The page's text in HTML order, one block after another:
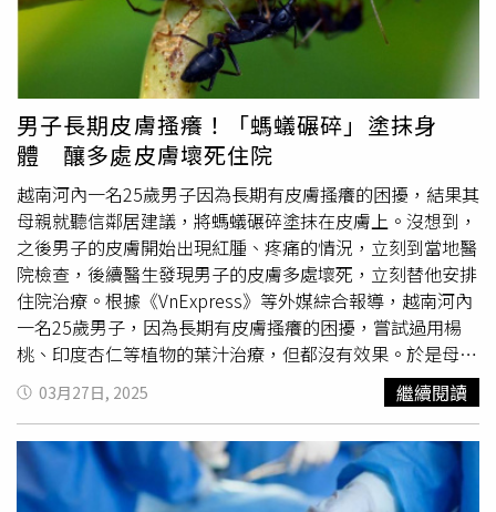
下的異常感覺，如搔癢、有蟲子咬噬或爬行，並因此反覆抓
撓導致皮膚損傷。除了頻繁就醫外，有些患者還會自行嘗試
用藥或清潔方式來「去除」這些不存在的寄生蟲。對於這類
患者，過去醫師常以「偷渡」精神科用藥的方式治療，但烏
惟新醫師表示，現在網路查詢非常方便，患者會仔細檢查醫
師是否開立他們認為需要的驅蟲藥，或是否暗藏精神科藥
物。一旦發現醫師開立精神方面用藥，患者輕則拒絕服藥與
返診，重則痛斥醫師將他們當作精神病患，甚至揚言提告。
烏惟新醫師指出，這些患者流連於各大醫院，吃過無數次驅
蟲藥，做過無數次檢查仍一無所獲，就診時常帶著蒐集的
「蟲體」要求檢驗，或怕傳染給他人而用雨衣包裹全身，有
者還會剃光身上毛髮，或是為摳除「蟲子」而讓全身千瘡百
孔。家屬溫暖陪伴 專業治療配合耐心仍有望康復面對罹患
妄想寄生蟲病的患者，烏惟新醫師建議家屬切勿直接說破或
與患者爭辯。由於患者可能非常堅持自己的信念，直接告知
「這是心理問題」或「你沒有寄生蟲」，可能讓患者感到被
否定、誤解，導致他們更加抗拒治療、拒絕溝通，或更頻繁
地尋求其他醫師的「確認」。烏惟新醫師表示，家屬能提供
的支持包括：傾聽與同理：耐心聆聽患者的訴說並表達關
男子長期皮膚搔癢！「螞蟻碾碎」塗抹身
體 釀多處皮膚壞死住院
越南河內一名25歲男子因為長期有皮膚搔癢的困擾，結果其
母親就聽信鄰居建議，將螞蟻碾碎塗抹在皮膚上。沒想到，
之後男子的皮膚開始出現紅腫、疼痛的情況，立刻到當地醫
院檢查，後續醫生發現男子的皮膚多處壞死，立刻替他安排
住院治療。根據《VnExpress》等外媒綜合報導，越南河內
一名25歲男子，因為長期有皮膚搔癢的困擾，嘗試過用楊
桃、印度杏仁等植物的葉汁治療，但都沒有效果。於是母親
就聽信鄰居的建議，將螞蟻碾碎後，塗抹在男子的皮膚上。
沒想到，男子的皮膚情況不僅沒有好轉，還出現紅腫、疼痛
多處壞死、潰瘍，被診斷患有 疥瘡和刺激性接觸性皮膚炎，
皮膚損傷嚴重。後續醫生使用抗菌溶液、抗生素治療男子的
03月27日, 2025 繼續閱讀